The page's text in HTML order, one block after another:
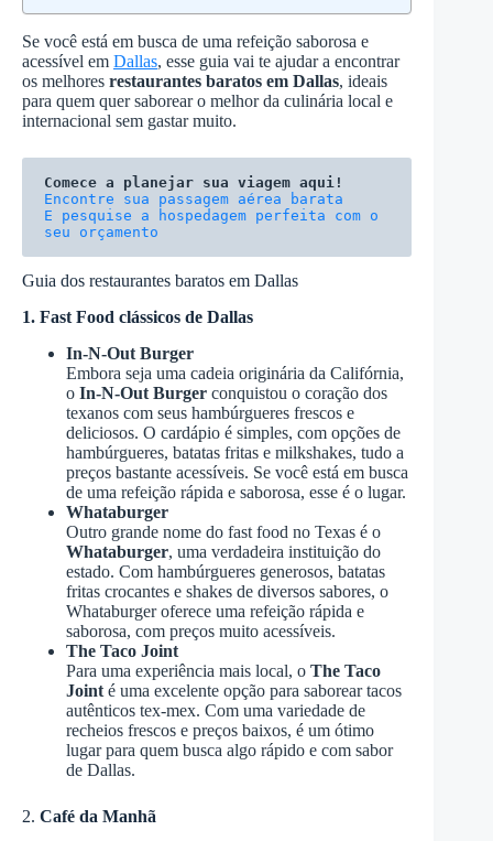
Se você está em busca de uma refeição saborosa e
acessível em Dallas, esse guia vai te ajudar a encontrar
os melhores restaurantes baratos em Dallas, ideais
para quem quer saborear o melhor da culinária local e
internacional sem gastar muito.
Comece a planejar sua viagem aqui!
E pesquise a hospedagem perfeita com o
seu orçamento
Guia dos restaurantes baratos em Dallas
1. Fast Food clássicos de Dallas
In-N-Out Burger
Embora seja uma cadeia originária da Califórnia,
o In-N-Out Burger conquistou o coração dos
texanos com seus hambúrgueres frescos e
deliciosos. O cardápio é simples, com opções de
hambúrgueres, batatas fritas e milkshakes, tudo a
preços bastante acessíveis. Se você está em busca
de uma refeição rápida e saborosa, esse é o lugar.
Whataburger
Outro grande nome do fast food no Texas é o
Whataburger, uma verdadeira instituição do
estado. Com hambúrgueres generosos, batatas
fritas crocantes e shakes de diversos sabores, o
Whataburger oferece uma refeição rápida e
saborosa, com preços muito acessíveis.
The Taco Joint
Para uma experiência mais local, o The Taco
Joint é uma excelente opção para saborear tacos
autênticos tex-mex. Com uma variedade de
recheios frescos e preços baixos, é um ótimo
lugar para quem busca algo rápido e com sabor
de Dallas.
2. Café da Manhã